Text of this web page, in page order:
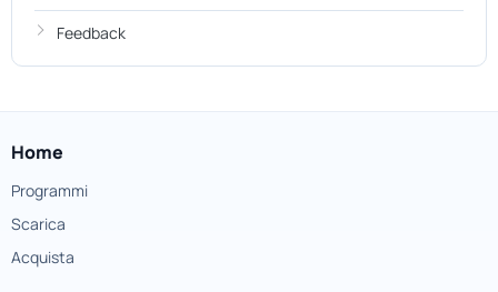
Feedback
Home
Programmi
Scarica
Acquista